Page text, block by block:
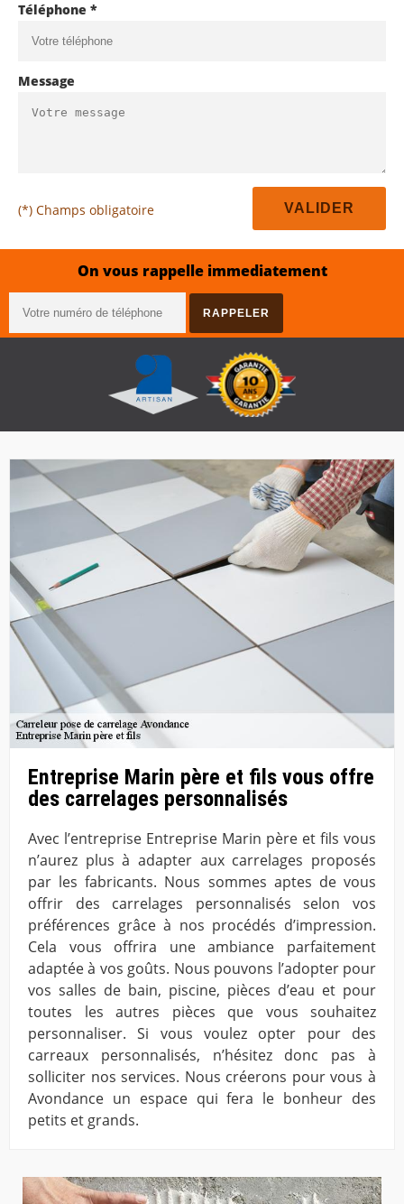
Téléphone *
Message
(*) Champs obligatoire
On vous rappelle immediatement
Entreprise Marin père et fils vous offre
des carrelages personnalisés
Avec l’entreprise Entreprise Marin père et fils vous
n’aurez plus à adapter aux carrelages proposés
par les fabricants. Nous sommes aptes de vous
offrir des carrelages personnalisés selon vos
préférences grâce à nos procédés d’impression.
Cela vous offrira une ambiance parfaitement
adaptée à vos goûts. Nous pouvons l’adopter pour
vos salles de bain, piscine, pièces d’eau et pour
toutes les autres pièces que vous souhaitez
personnaliser. Si vous voulez opter pour des
carreaux personnalisés, n’hésitez donc pas à
solliciter nos services. Nous créerons pour vous à
Avondance un espace qui fera le bonheur des
petits et grands.